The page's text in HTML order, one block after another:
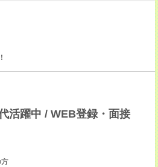
活躍中 / WEB登録・面接